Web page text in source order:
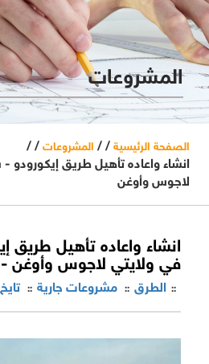
المشروعات
الصفحة الرئيسية / / المشروعات / /
انشاء واعاده تأهيل طريق إيكورودو
لاجوس وأوغن
انشاء واعاده تأهيل طريق
في ولايتي لاجوس وأوغن -
تايخ:: مشروعات جارية:: الطرق ::